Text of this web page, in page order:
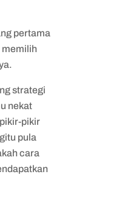
pertama
memilih
strategi
nekat
pikir
pula
cara